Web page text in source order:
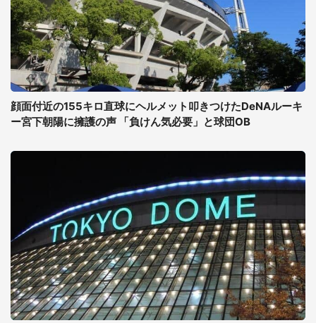
顔面付近の155キロ直球にヘルメット叩きつけたDeNAルーキ
ー宮下朝陽に擁護の声 「負けん気必要」と球団OB